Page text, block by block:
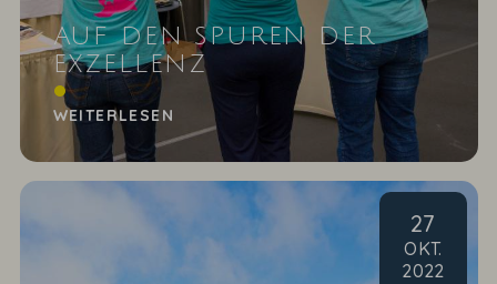
AUF DEN SPUREN DER
EXZELLENZ
Rückblick auf die Inselfachmesse in Ückeritz
WEITERLESEN
27
OKT.
2022